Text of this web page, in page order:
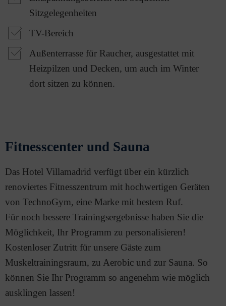
Sitzgelegenheiten
TV-Bereich
Außenterrasse für Raucher, ausgestattet mit
Heizpilzen und Decken, um auch im Winter
dort sitzen zu können.
Fitnesscenter und Sauna
Das Hotel Villamadrid verfügt über ein kürzlich
renoviertes Fitnesszentrum mit hochwertigen Geräten
von TechnoGym, eine Marke mit bestem Ruf.
Für noch bessere Trainingsergebnisse haben Sie die
Möglichkeit, Ihr Programm zu personalisieren!
Kostenloser Zutritt für unsere Gäste zum
Muskeltrainingsraum, zu Aerobic und zur Sauna. So
können Sie Ihr Programm so angenehm wie möglich
ausklingen lassen!